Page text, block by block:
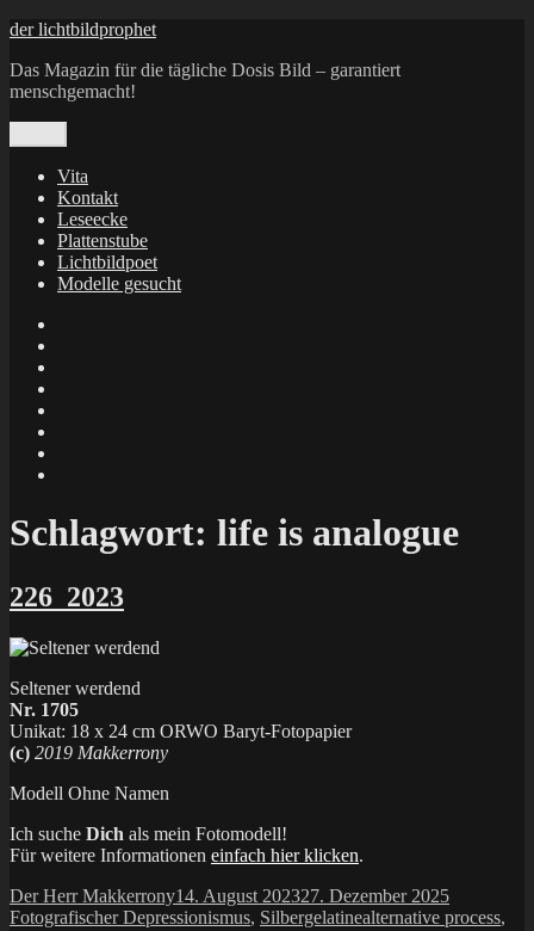
Zum
springen
der lichtbildprophet
Das Magazin für die tägliche Dosis Bild – garantiert
menschgemacht!
Vita
Kontakt
Leseecke
Plattenstube
Lichtbildpoet
Modelle gesucht
X
Schlagwort: life is analogue
226_2023
Seltener werdend
Nr. 1705
Unikat: 18 x 24 cm ORWO Baryt-Fotopapier
(c) 2019 Makkerrony
Modell Ohne Namen
Ich suche Dich als mein Fotomodell!
Für weitere Informationen einfach hier klicken.
Autor
Der Herr MakkerronyVeröffentlicht
am
14. August 202327. Dezember 2025Kategorien
Fotografischer Depressionismus, SilbergelatineSchlagwörter
alternative process,